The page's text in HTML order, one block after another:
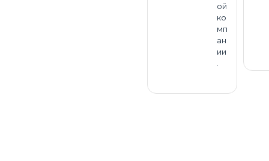
ой
ко
мп
ан
ии